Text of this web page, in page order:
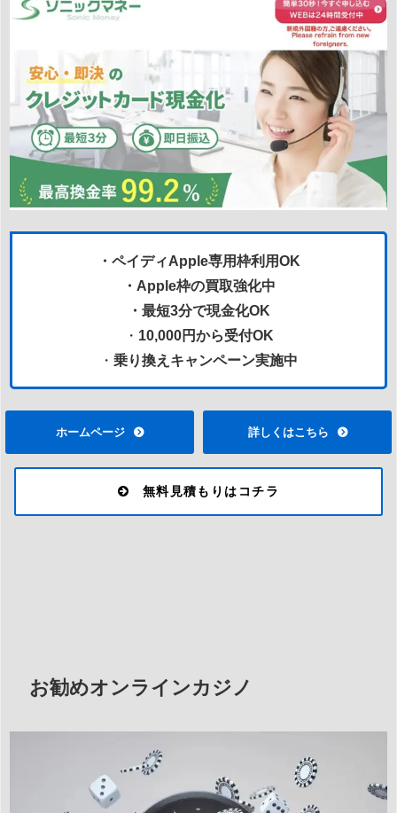
・ペイディApple専用枠利用OK
・Apple枠の買取強化中
・最短3分で現金化OK
・ 10,000円から受付OK
・ 乗り換えキャンペーン実施中
ホームページ 詳しくはこちら
無料見積もりはコチラ
お勧めオンラインカジノ